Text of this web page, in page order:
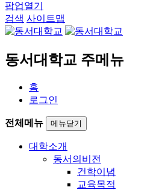
팝업열기
검색 사이트맵
동서대학교 주메뉴
홈
로그인
전체메뉴 메뉴닫기
대학소개
동서의비전
건학이념
교육목적